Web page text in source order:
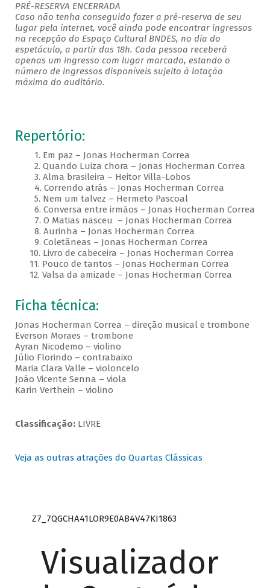
PRÉ-RESERVA ENCERRADA
Caso não tenha conseguido fazer a pré-reserva de seu
lugar pela internet, você ainda pode encontrar ingressos
na recepção do Espaço Cultural BNDES, no dia do
espetáculo, a partir das 18h. Cada pessoa receberá
apenas um ingresso com lugar marcado, estando o
número de ingressos disponíveis sujeito à lotação
máxima do auditório.
Repertório:
1. Em paz – Jonas Hocherman Correa
2. Quando Luiza chora – Jonas Hocherman Correa
3. Alma brasileira – Heitor Villa-Lobos
4. Correndo atrás – Jonas Hocherman Correa
5. Nem um talvez – Hermeto Pascoal
6. Conversa entre irmãos – Jonas Hocherman Correa
7. O Matias nasceu – Jonas Hocherman Correa
8. Aurinha – Jonas Hocherman Correa
9. Coletâneas – Jonas Hocherman Correa
10. Livro de cabeceira – Jonas Hocherman Correa
11. Pouco de tantos – Jonas Hocherman Correa
12. Valsa da amizade – Jonas Hocherman Correa
Ficha técnica:
Jonas Hocherman Correa – direção musical e trombone
Everson Moraes – trombone
Ayran Nicodemo – violino
Júlio Florindo – contrabaixo
Maria Clara Valle – violoncelo
João Vicente Senna – viola
Karin Verthein – violino
Classificação:LIVRE
Veja as outras atrações do Quartas Clássicas
Z7_7QGCHA41LOR9E0AB4V47KI1863
Visualizador